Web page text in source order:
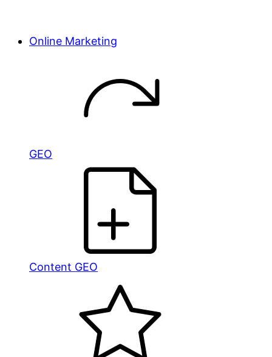
Online Marketing
GEO
Content GEO